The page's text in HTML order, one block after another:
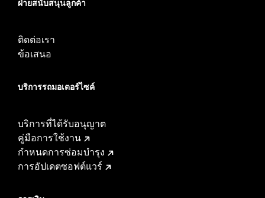
ฝ่ายสนับสนุนลูกค้า
ติดต่อเรา
ข้อเสนอ
บริการรถมอเตอร์ไซค์​
บริการที่ได้รับอนุญาต
คู่มือการใช้งาน
กำหนดการซ่อมบำรุง
การอัปเดตซอฟต์แวร์